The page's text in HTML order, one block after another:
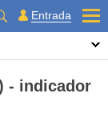
Entrada
- indicador